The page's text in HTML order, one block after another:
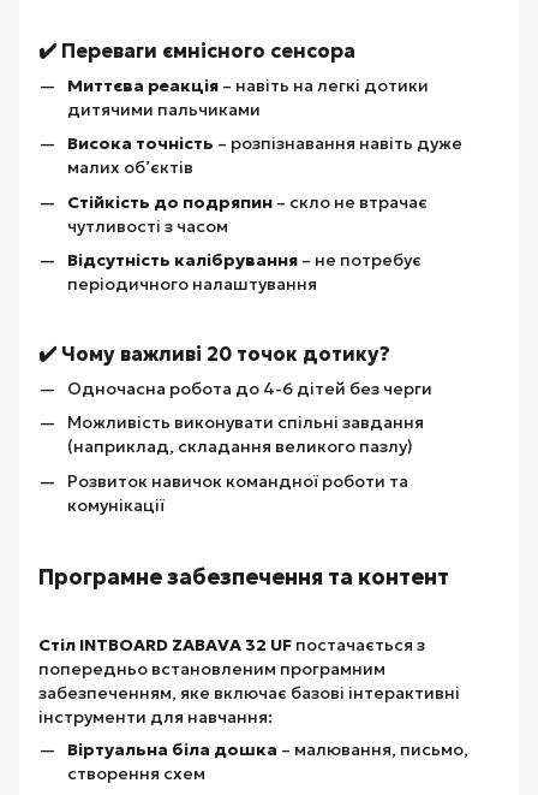
✔️ Переваги ємнісного сенсора
Миттєва реакція – навіть на легкі дотики
дитячими пальчиками
Висока точність – розпізнавання навіть дуже
малих об’єктів
Стійкість до подряпин – скло не втрачає
чутливості з часом
Відсутність калібрування – не потребує
періодичного налаштування
✔️ Чому важливі 20 точок дотику?
Одночасна робота до 4-6 дітей без черги
Можливість виконувати спільні завдання
(наприклад, складання великого пазлу)
Розвиток навичок командної роботи та
комунікації
Програмне забезпечення та контент
Стіл INTBOARD ZABAVA 32 UF постачається з
попередньо встановленим програмним
забезпеченням, яке включає базові інтерактивні
інструменти для навчання:
Віртуальна біла дошка – малювання, письмо,
створення схем